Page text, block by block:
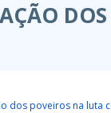
DOS
dos poveiros na luta